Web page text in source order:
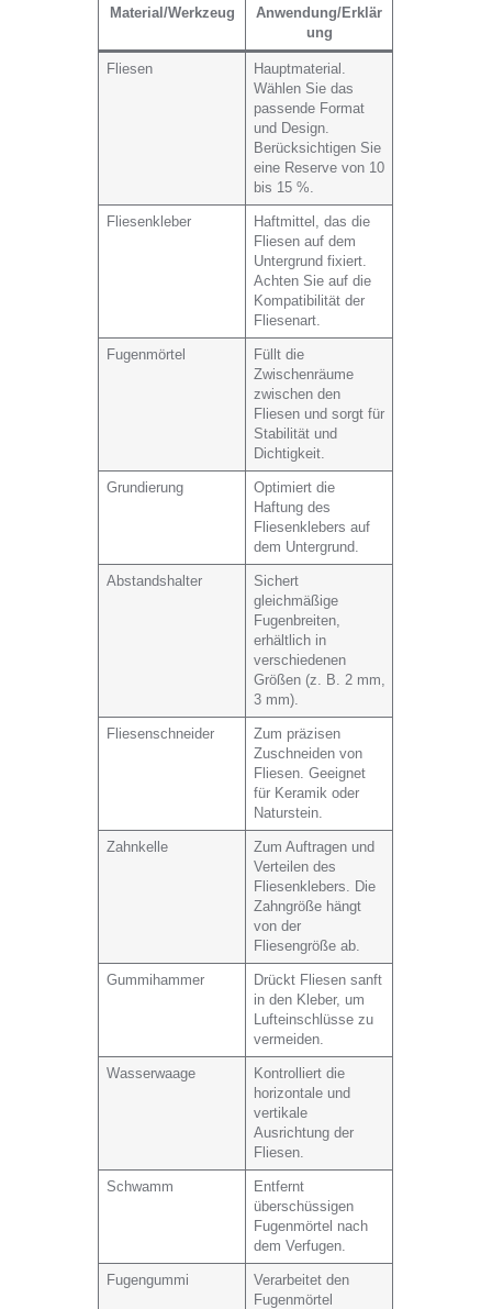
Material/Werkzeug
Anwendung/Erklär
ung
Fliesen
Hauptmaterial.
Wählen Sie das
passende Format
und Design.
Berücksichtigen Sie
eine Reserve von 10
bis 15 %.
Fliesenkleber
Haftmittel, das die
Fliesen auf dem
Untergrund fixiert.
Achten Sie auf die
Kompatibilität der
Fliesenart.
Fugenmörtel
Füllt die
Zwischenräume
zwischen den
Fliesen und sorgt für
Stabilität und
Dichtigkeit.
Grundierung
Optimiert die
Haftung des
Fliesenklebers auf
dem Untergrund.
Abstandshalter
Sichert
gleichmäßige
Fugenbreiten,
erhältlich in
verschiedenen
Größen (z. B. 2 mm,
3 mm).
Fliesenschneider
Zum präzisen
Zuschneiden von
Fliesen. Geeignet
für Keramik oder
Naturstein.
Zahnkelle
Zum Auftragen und
Verteilen des
Fliesenklebers. Die
Zahngröße hängt
von der
Fliesengröße ab.
Gummihammer
Drückt Fliesen sanft
in den Kleber, um
Lufteinschlüsse zu
vermeiden.
Wasserwaage
Kontrolliert die
horizontale und
vertikale
Ausrichtung der
Fliesen.
Schwamm
Entfernt
überschüssigen
Fugenmörtel nach
dem Verfugen.
Fugengummi
Verarbeitet den
Fugenmörtel